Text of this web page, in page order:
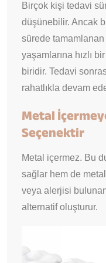
Birçok kişi tedavi
düşünebilir. Ancak
sürede
yaşamlarına hızlı
biridir. Tedavi
rahatlıkla devam
Metal
Seçenektir
Metal içermez. Bu
sağlar hem de
veya alerjisi
alternatif oluşturur.